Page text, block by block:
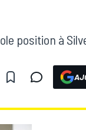
position à